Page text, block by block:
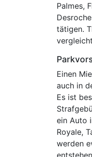
Palmes,
tätigen.
Einen
auch in
Es ist
ein Auto
Royale,
werden